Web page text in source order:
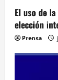
n
t
r
El uso de
elección
Prensa